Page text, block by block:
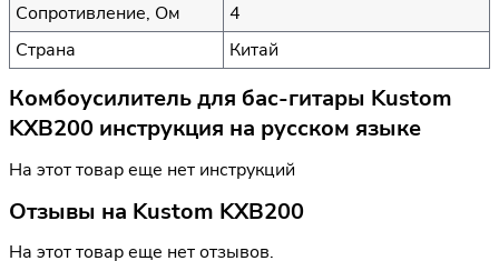
Сопротивление, Ом
4
Страна
Китай
Комбоусилитель для бас-гитары Kustom
KXB200 инструкция на русском языке
На этот товар еще нет инструкций
Отзывы на Kustom KXB200
На этот товар еще нет отзывов.